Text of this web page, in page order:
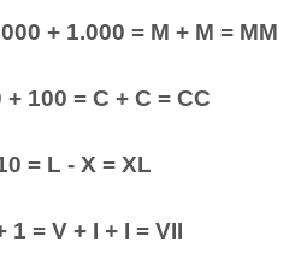
+ 1.000 = M + M = MM
100 = C + C = CC
= L - X = XL
1 = V + I + I = VII